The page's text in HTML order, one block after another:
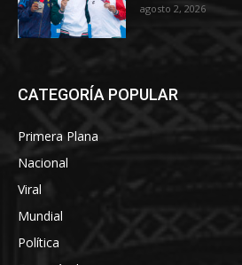
agosto 2, 2026
CATEGORÍA POPULAR
Primera Plana
Nacional
Viral
Mundial
Política